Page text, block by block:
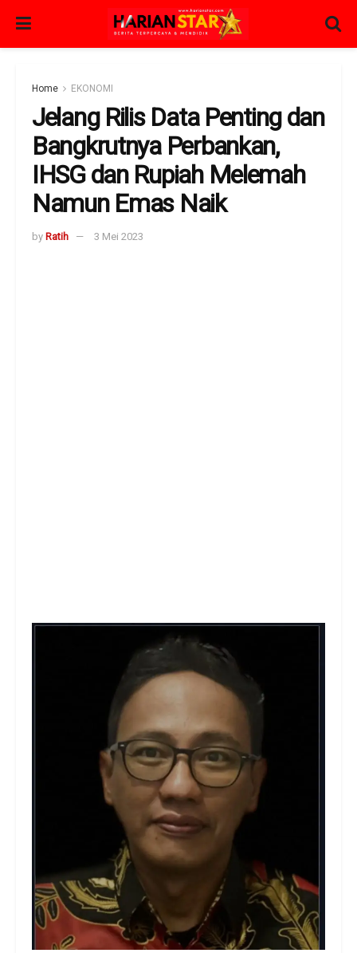
Home EKONOMI
Jelang Rilis Data Penting dan
Bangkrutnya Perbankan,
IHSG dan Rupiah Melemah
Namun Emas Naik
by Ratih 3 Mei 2023